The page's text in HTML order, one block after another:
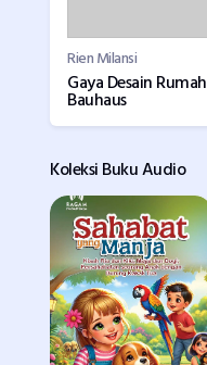
Rien Milansi
Gaya Desain Rumah
Bauhaus
Koleksi Buku Audio